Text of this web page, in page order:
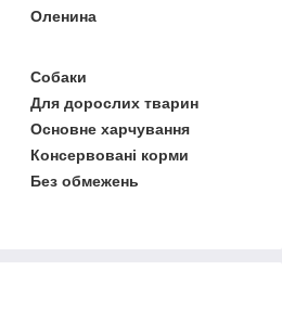
Оленина
Собаки
Для дорослих тварин
Основне харчування
Консервовані корми
Без обмежень